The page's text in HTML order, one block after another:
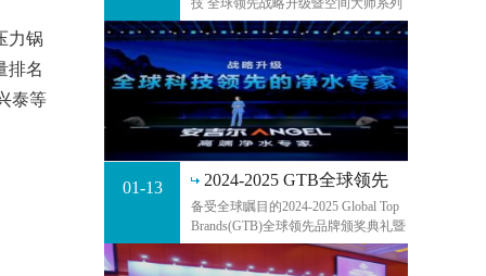
力锅
排名
泰等
技 全球领先战略升级暨空间大师系列
新品发布会。安吉尔集团董事长兼总
裁孔那提出以全球科技领先的净水专
家为核心的全新战略升级方向,同时发
布
01-13
2024-2025 GTB全球领先
品牌颁
备受全球瞩目的2024-2025 Global Top
Brands(GTB)全球领先品牌颁奖典礼暨
国际消费电子产业领袖峰会,于当地时
间2025年1月8日在美国拉斯维加斯